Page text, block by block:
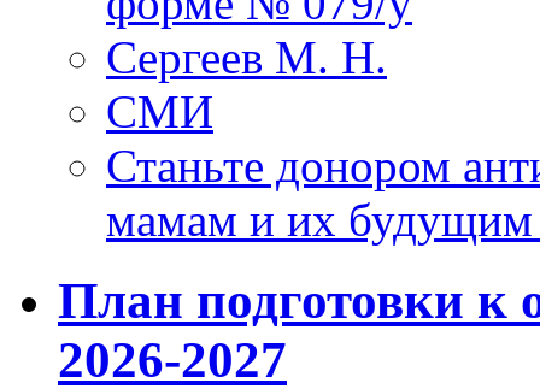
Сергеев М. Н.
СМИ
Станьте донором
мамам и их
План подготовки к
2026-2027